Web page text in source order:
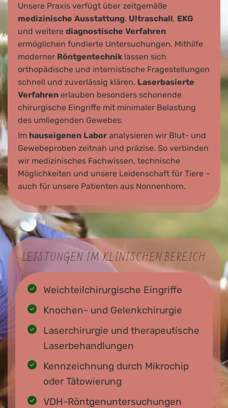
Unsere Praxis verfügt über zeitgemäße
medizinische Ausstattung. Ultraschall, EKG
und weitere diagnostische Verfahren
ermöglichen fundierte Untersuchungen. Mithilfe
moderner Röntgentechnik lassen sich
orthopädische und internistische Fragestellungen
schnell und zuverlässig klären. Laserbasierte
Verfahren erlauben besonders schonende
chirurgische Eingriffe mit minimaler Belastung
des umliegenden Gewebes.
Im hauseigenen Labor analysieren wir Blut- und
Gewebeproben zeitnah und präzise. So verbinden
wir medizinisches Fachwissen, technische
Möglichkeiten und unsere Leidenschaft für Tiere –
auch für unsere Patienten aus Nonnenhorn.
LEISTUNGEN IM KLINISCHEN BEREICH
Weichteilchirurgische Eingriffe
Knochen- und Gelenkchirurgie
Laserchirurgie und therapeutische
Laserbehandlungen
Kennzeichnung durch Mikrochip
oder Tätowierung
VDH-Röntgenuntersuchungen